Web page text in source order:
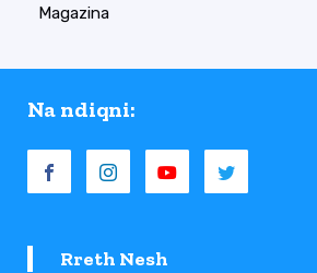
Magazina
Na ndiqni:
Rreth Nesh